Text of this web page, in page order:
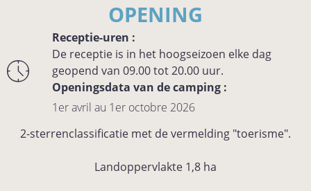
OPENING
Receptie-uren :
De receptie is in het hoogseizoen elke dag
geopend van 09.00 tot 20.00 uur.
Openingsdata van de camping :
1er avril au 1er octobre 2026
2-sterrenclassificatie met de vermelding "toerisme".
Landoppervlakte 1,8 ha